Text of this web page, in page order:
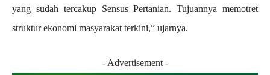
yang sudah tercakup Sensus Pertanian. Tujuannya memotret
struktur ekonomi masyarakat terkini,” ujarnya.
- Advertisement -